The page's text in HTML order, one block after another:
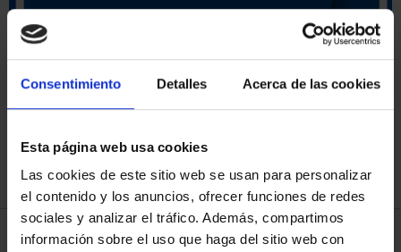
Consentimiento Detalles Acerca de las cookies
Esta página web usa cookies
Las cookies de este sitio web se usan para personalizar
el contenido y los anuncios, ofrecer funciones de redes
sociales y analizar el tráfico. Además, compartimos
información sobre el uso que haga del sitio web con
SORT BY:
3 Products found